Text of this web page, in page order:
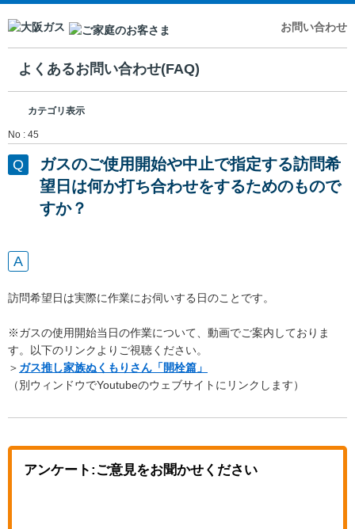
お問い合わせ
よくあるお問い合わせ(FAQ)
カテゴリ表示
No : 45
ガスのご使用開始や中止で指定する訪問希
望日は何か打ち合わせをするためのもので
すか？
訪問希望日は実際に作業にお伺いする日のことです。
※ガスの使用開始当日の作業について、動画でご案内しておりま
す。以下のリンクよりご視聴ください。
＞ ガス推し家族ぬくもりさん「開栓篇」
（別ウィンドウでYoutubeのウェブサイトにリンクします）
アンケート:ご意見をお聞かせください